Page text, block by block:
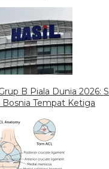
B Piala Dunia 2026:
Bosnia Tempat Ketiga